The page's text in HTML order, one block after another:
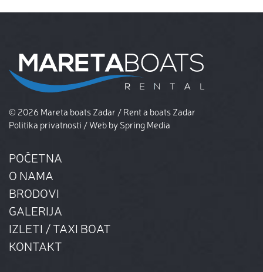
© 2026 Mareta boats Zadar / Rent a boats Zadar
Politika privatnosti / Web bySpring Media
POČETNA
O NAMA
BRODOVI
GALERIJA
IZLETI / TAXI BOAT
KONTAKT